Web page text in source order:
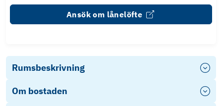
Ansök om lånelöfte
Rumsbeskrivning
Om bostaden